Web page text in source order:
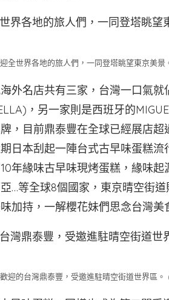
全世界各地的旅人們，一同登塔眺望東京美
外名店共有三家，台灣一口氣
，另一家則是西班牙的
，目前鼎泰豐在全球已經展店
日本刮起一陣台式古早味蛋糕流
年緣味古早味現烤蛋糕，緣味
…等全球8個國家，東京晴空街
加持，一解櫻花妹們思念台灣美
迎的台灣鼎泰豐，受邀進駐晴空街道世界區